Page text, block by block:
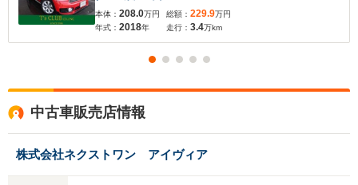
本体： 208.0万円
年式： 2018年
総額： 229.9万円
走行： 3.4万km
中古車販売店情報
株式会社ネクストワン アイヴィア